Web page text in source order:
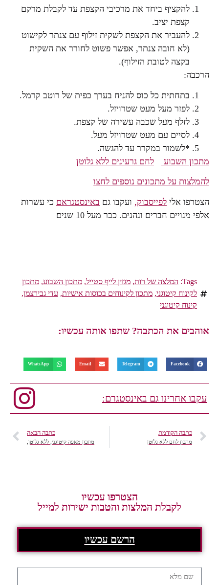
להקציף ביחד את מרכיבי הקצפת עד לקבלת מרקם
קצפת יציב.
להעביר את הקצפת לשקית זילוף עם צנתר לקישוט
(לא חובה צנתר, אפשר פשוט לחורר את השקית
בקצה לטובת הזילוף).
הרכבה:
בתחתית כל כוס להניח בערך כפית של רוטב קרמל.
לפזר מעל מעט שטרויזל.
לזלף מעל שכבה עשירה של קצפת.
לסיים עם מעט שטרויזל מעל.
*לשמור במקרר עד להגשה.
מתכון השבוע
לחם גרעינים ללא גלוטן
להמלצות על מתכונים נוספים לחצו
הצטרפו אלי לפייסבוק, ועקבו גם באינסטגראם כי עשרות
אלפי מנויים חברים ונהנים. כבר מעל 10 שנים
Tags: המלצה של רות, מגזין לייף סטייל, מתכון השבוע, מתכון
לקינוח קיטוגני, מתכון לקינוחים בכוסות אישיות, עדי גבירצמן,
קינוח קיטוגני
אוהבים את הכתבה? שתפו אותה עכשיו:
Facebook
Telegram
Email
WhatsApp
עקבו אחרינו גם באינסטגרם:
כתבה הקודמת
מתכון לחם ללא גלוטן
כתבה הבאה
מתכון מאפה קיטוגני, ללא גלוטן,
הצטרפו עכשיו
לקבלת המלצות והטבות ישירות למייל
הרשם עכשיו